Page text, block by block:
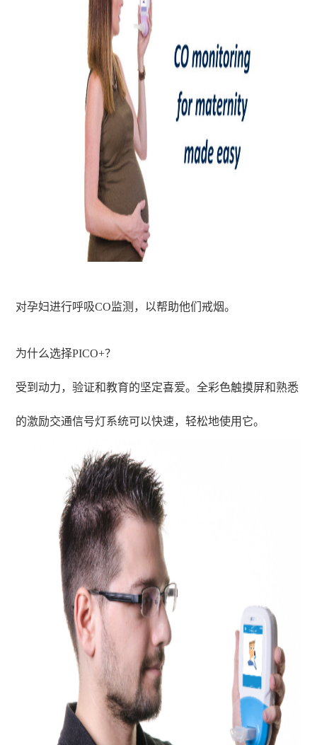
对孕妇进行呼吸CO监测，以帮助他们戒烟。
为什么选择PICO+？
受到动力，验证和教育的坚定喜爱。全彩色触摸屏和熟悉
的激励交通信号灯系统可以快速，轻松地使用它。